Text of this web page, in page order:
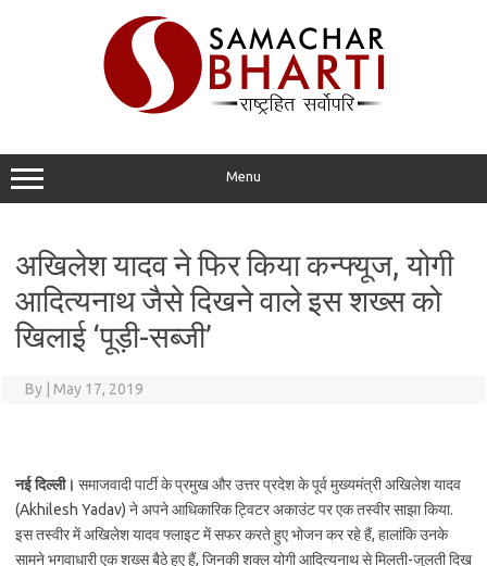
Menu
अखिलेश यादव ने फिर किया कन्फ्यूज, योगी
आदित्यनाथ जैसे दिखने वाले इस शख्स को
खिलाई ‘पूड़ी-सब्जी’
By May 17, 2019
नई दिल्ली। समाजवादी पार्टी के प्रमुख और उत्तर प्रदेश के पूर्व मुख्यमंत्री अखिलेश यादव
(Akhilesh Yadav) ने अपने आधिकारिक ट्विटर अकाउंट पर एक तस्वीर साझा किया.
इस तस्वीर में अखिलेश यादव फ्लाइट में सफर करते हुए भोजन कर रहे हैं, हालांकि उनके
सामने भगवाधारी एक शख्स बैठे हुए हैं, जिनकी शक्ल योगी आदित्यनाथ से मिलती-जुलती दिख